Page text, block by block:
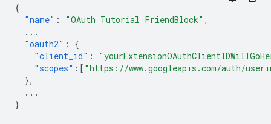
{
"name" : "OAuth Tutorial FriendBlock" ,
...
"oauth2" :
{
"client_id" :
"scopes" :[ "https://www.googleapis.com/auth/
},
...
}